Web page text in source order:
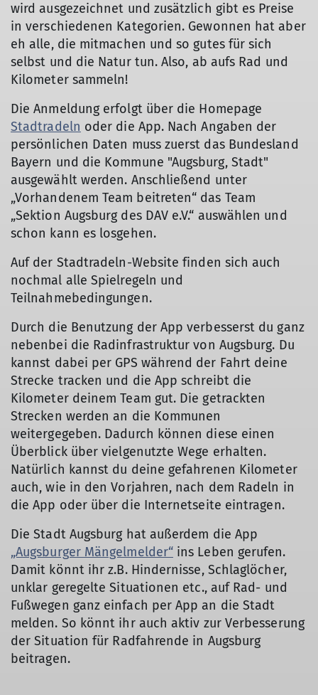
wird ausgezeichnet und zusätzlich gibt es Preise
in verschiedenen Kategorien. Gewonnen hat aber
eh alle, die mitmachen und so gutes für sich
selbst und die Natur tun. Also, ab aufs Rad und
Kilometer sammeln!
Die Anmeldung erfolgt über die Homepage
Stadtradeln oder die App. Nach Angaben der
persönlichen Daten muss zuerst das Bundesland
Bayern und die Kommune "Augsburg, Stadt"
ausgewählt werden. Anschließend unter
„Vorhandenem Team beitreten“ das Team
„Sektion Augsburg des DAV e.V.“ auswählen und
schon kann es losgehen.
Auf der Stadtradeln-Website finden sich auch
nochmal alle Spielregeln und
Teilnahmebedingungen.
Durch die Benutzung der App verbesserst du ganz
nebenbei die Radinfrastruktur von Augsburg. Du
kannst dabei per GPS während der Fahrt deine
Strecke tracken und die App schreibt die
Kilometer deinem Team gut. Die getrackten
Strecken werden an die Kommunen
weitergegeben. Dadurch können diese einen
Überblick über vielgenutzte Wege erhalten.
Natürlich kannst du deine gefahrenen Kilometer
auch, wie in den Vorjahren, nach dem Radeln in
die App oder über die Internetseite eintragen.
Die Stadt Augsburg hat außerdem die App
„Augsburger Mängelmelder“ ins Leben gerufen.
Damit könnt ihr z.B. Hindernisse, Schlaglöcher,
unklar geregelte Situationen etc., auf Rad- und
Fußwegen ganz einfach per App an die Stadt
melden. So könnt ihr auch aktiv zur Verbesserung
der Situation für Radfahrende in Augsburg
beitragen.